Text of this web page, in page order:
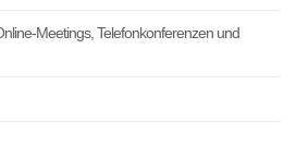
Meetings, Telefonkonferenzen und